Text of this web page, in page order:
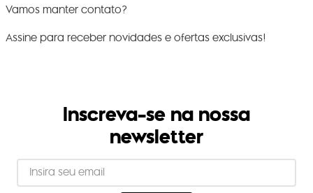
Vamos manter contato?
Assine para receber novidades e ofertas exclusivas!
Inscreva-se na nossa
newsletter